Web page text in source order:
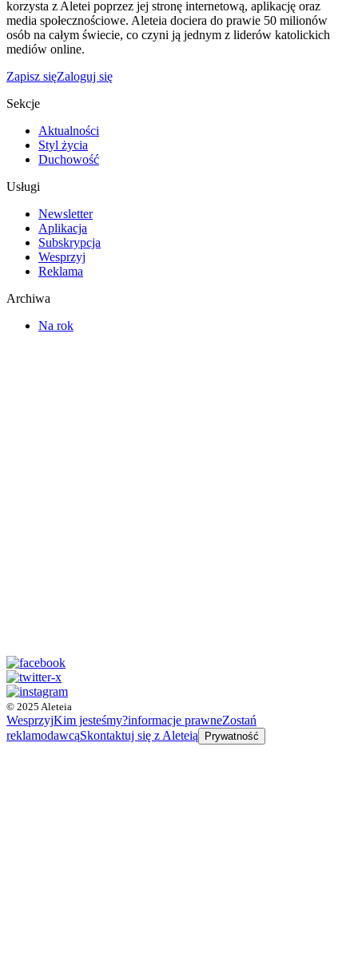
korzysta z Aletei poprzez jej stronę internetową, aplikację oraz
media społecznościowe. Aleteia dociera do prawie 50 milionów
osób na całym świecie, co czyni ją jednym z liderów katolickich
mediów online.
Zapisz sięZaloguj się
Sekcje
Aktualności
Styl życia
Duchowość
Usługi
Newsletter
Aplikacja
Subskrypcja
Wesprzyj
Reklama
Archiwa
Na rok
© 2025 Aleteia
WesprzyjKim jesteśmy?informacje prawneZostań
reklamodawcąSkontaktuj się z Aleteią Prywatność